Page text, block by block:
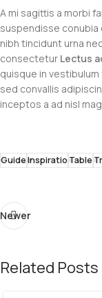
A mi sagittis a morbi
suspendisse
nibh tincidunt urna
consectetur Lectus
quisque in
sed convallis
inceptos a ad nisl
GuideInspiratioTable
Newer
Related Posts